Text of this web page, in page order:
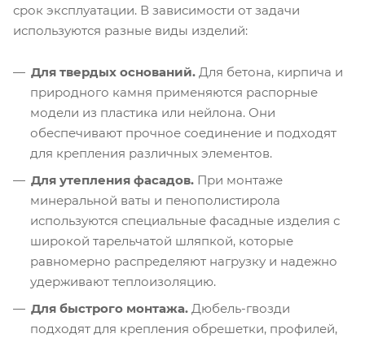
срок эксплуатации. В зависимости от задачи
используются разные виды изделий:
Для твердых оснований. Для бетона, кирпича и
природного камня применяются распорные
модели из пластика или нейлона. Они
обеспечивают прочное соединение и подходят
для крепления различных элементов.
Для утепления фасадов. При монтаже
минеральной ваты и пенополистирола
используются специальные фасадные изделия с
широкой тарельчатой шляпкой, которые
равномерно распределяют нагрузку и надежно
удерживают теплоизоляцию.
Для быстрого монтажа. Дюбель-гвозди
подходят для крепления обрешетки, профилей,